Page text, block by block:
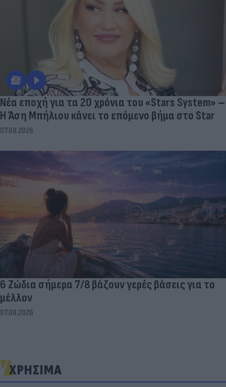
Νέα εποχή για τα 20 χρόνια του «Stars System» –
Η Άση Μπήλιου κάνει το επόμενο βήμα στο Star
07.08.2026
6 Ζώδια σήμερα 7/8 βάζουν γερές βάσεις για το
μέλλον
07.08.2026
ΧΡΗΣΙΜΑ